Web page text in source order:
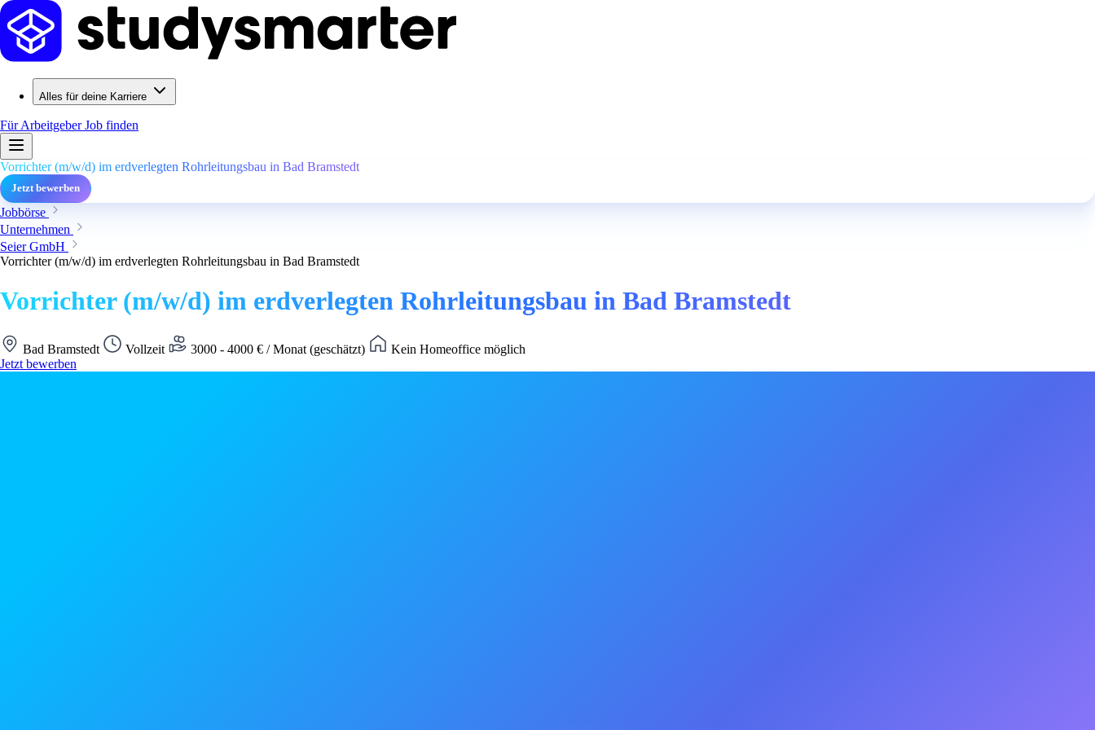
Alles für deine Karriere
Für ArbeitgeberJob finden
Vorrichter (m/w/d) im erdverlegten Rohrleitungsbau in Bad Bramstedt
Jetzt bewerben
Jobbörse
Unternehmen
Seier GmbH
Vorrichter (m/w/d) im erdverlegten Rohrleitungsbau in Bad Bramstedt
Vorrichter (m/w/d) im erdverlegten Rohrleitungsbau in Bad Bramstedt
Bad Bramstedt Vollzeit 3000 - 4000 € / Monat (geschätzt)
Kein Homeoffice möglich
Jetzt bewerben